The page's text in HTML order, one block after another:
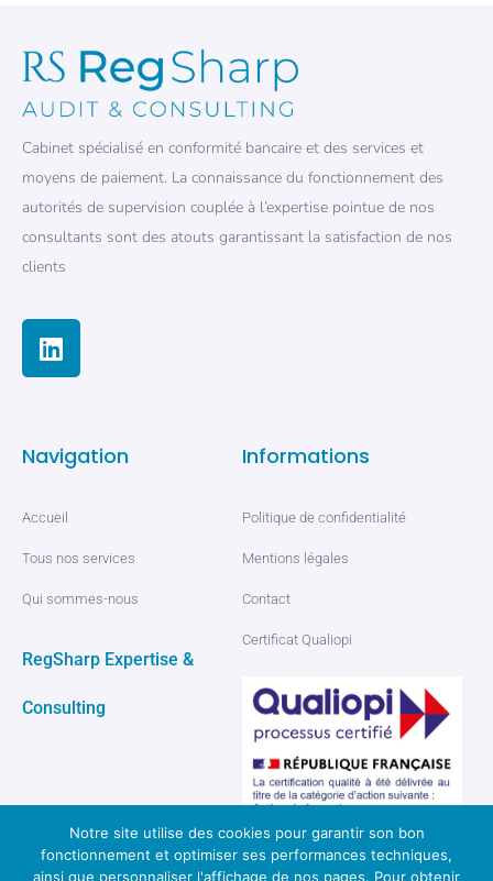
Cabinet spécialisé en conformité bancaire et des services et
moyens de paiement. La connaissance du fonctionnement des
autorités de supervision couplée à l’expertise pointue de nos
consultants sont des atouts garantissant la satisfaction de nos
clients
Navigation
Accueil
Tous nos services
Qui sommes-nous
RegSharp Expertise &
Consulting
Informations
Politique de confidentialité
Mentions légales
Contact
Certificat Qualiopi
Notre site utilise des cookies pour garantir son bon
fonctionnement et optimiser ses performances techniques,
ainsi que personnaliser l'affichage de nos pages. Pour obtenir